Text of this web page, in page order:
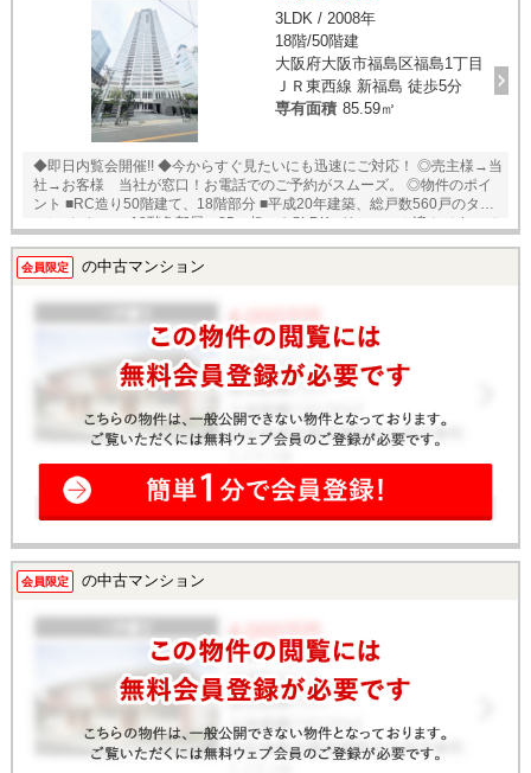
3LDK / 2008年
18階/50階建
大阪府大阪市福島区福島1丁目
ＪＲ東西線 新福島 徒歩5分
専有面積 85.59㎡
◆即日内覧会開催!! ◆今からすぐ見たいにも迅速にご対応！ ◎売主様→当
社→お客様 当社が窓口！お電話でのご予約がスムーズ。 ◎物件のポイ
ント ■RC造り50階建て、18階部分 ■平成20年建築、総戸数560戸のタワ
ーレジデンス ■18階角部屋、85㎡超の３SLDK ■リフォーム済みですので
暖房乾燥機装備 ■エレベーターは6基あり便利です。 ■セキュリティも充
実 ■24時間有人管理、コンシェルジュサービス有 ■充実した共有施設 ◎
ご案内・物件パンフレットのご請求はお気軽にどうぞ♪ ★即日内覧可能物
件！お好きな日時でご内覧可能！★ 当店までお電話いただくか、もしく
は24時間対応可能「内覧予約・お問い合わせ」フォームよりお問い合わ
せ下さい！業務に精通したスタッフが丁寧に対応致します。ご来店が困
難な場合は、ご希望場所でのお待ち合わせも可能です。
会員限定 の中古マンション
会員限定 の中古マンション